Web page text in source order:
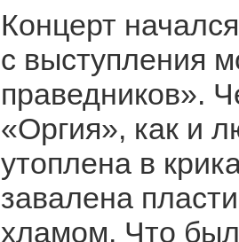
Концерт
с выступления
праведников».
«Оргия», как и
утоплена в
завалена
хламом. Что